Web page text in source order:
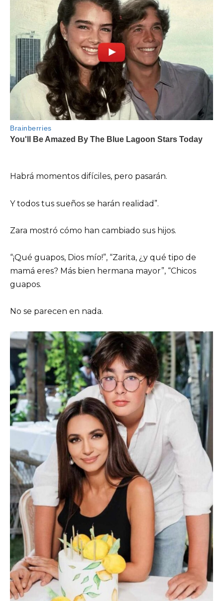
Habrá momentos difíciles, pero pasarán.
Y todos tus sueños se harán realidad”.
Zara mostró cómo han cambiado sus hijos.
“¡Qué guapos, Dios mío!”, “Zarita, ¿y qué tipo de
mamá eres? Más bien hermana mayor”, “Chicos
guapos.
No se parecen en nada.